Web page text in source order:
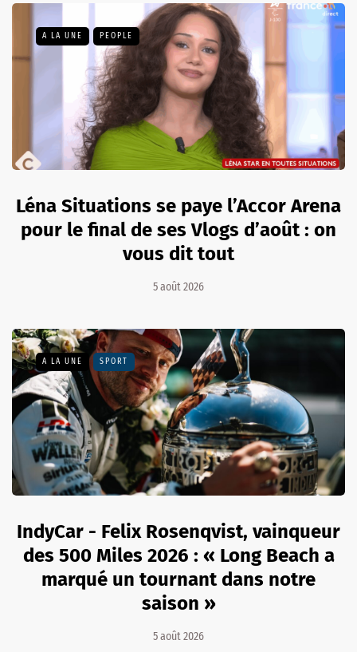
A LA UNE PEOPLE
Léna Situations se paye l’Accor Arena
pour le final de ses Vlogs d’août : on
vous dit tout
5 août 2026
A LA UNE SPORT
IndyCar - Felix Rosenqvist, vainqueur
des 500 Miles 2026 : « Long Beach a
marqué un tournant dans notre
saison »
5 août 2026